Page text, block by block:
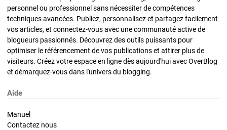
personnel ou professionnel sans nécessiter de compétences
techniques avancées. Publiez, personnalisez et partagez facilement
vos articles, et connectez-vous avec une communauté active de
blogueurs passionnés. Découvrez des outils puissants pour
optimiser le référencement de vos publications et attirer plus de
visiteurs. Créez votre espace en ligne dès aujourd'hui avec OverBlog
et démarquez-vous dans l'univers du blogging.
Aide
Manuel
Contactez nous